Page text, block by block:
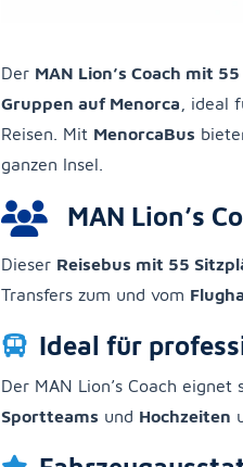
Der MAN Lion’s Coach mit
Gruppen auf Menorca , ideal
Reisen. Mit MenorcaBus
ganzen Insel.
MAN Lion’s
Dieser Reisebus mit 55
Transfers zum und vom
Ideal für
Der MAN Lion’s Coach
Sportteams und Hochzeiten